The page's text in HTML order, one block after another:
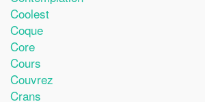
Coolest
Coque
Core
Cours
Couvrez
Crans